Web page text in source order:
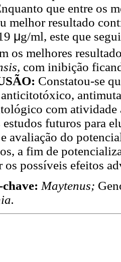
que entre os
melhor resultado
μg/ml, este que
os melhores
com inibição
Constatou-se
com
futuros para
avaliação do
a fim de
possíveis efeitos
Maytenus;